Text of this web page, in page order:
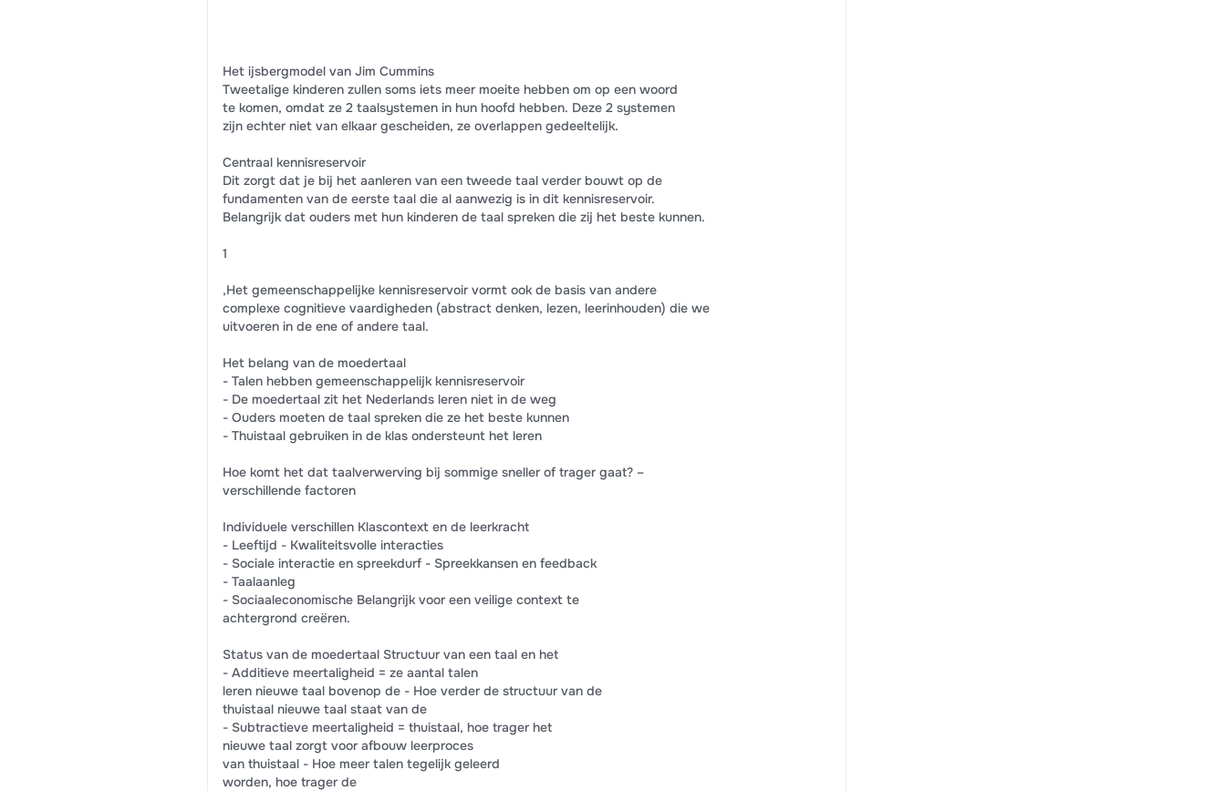
Het ijsbergmodel van Jim Cummins
Tweetalige kinderen zullen soms iets meer moeite hebben om op een woord
te komen, omdat ze 2 taalsystemen in hun hoofd hebben. Deze 2 systemen
zijn echter niet van elkaar gescheiden, ze overlappen gedeeltelijk.
Centraal kennisreservoir
Dit zorgt dat je bij het aanleren van een tweede taal verder bouwt op de
fundamenten van de eerste taal die al aanwezig is in dit kennisreservoir.
Belangrijk dat ouders met hun kinderen de taal spreken die zij het beste kunnen.
1
,Het gemeenschappelijke kennisreservoir vormt ook de basis van andere
complexe cognitieve vaardigheden (abstract denken, lezen, leerinhouden) die we
uitvoeren in de ene of andere taal.
Het belang van de moedertaal
- Talen hebben gemeenschappelijk kennisreservoir
- De moedertaal zit het Nederlands leren niet in de weg
- Ouders moeten de taal spreken die ze het beste kunnen
- Thuistaal gebruiken in de klas ondersteunt het leren
Hoe komt het dat taalverwerving bij sommige sneller of trager gaat? –
verschillende factoren
Individuele verschillen Klascontext en de leerkracht
- Leeftijd - Kwaliteitsvolle interacties
- Sociale interactie en spreekdurf - Spreekkansen en feedback
- Taalaanleg
- Sociaaleconomische Belangrijk voor een veilige context te
achtergrond creëren.
Status van de moedertaal Structuur van een taal en het
- Additieve meertaligheid = ze aantal talen
leren nieuwe taal bovenop de - Hoe verder de structuur van de
thuistaal nieuwe taal staat van de
- Subtractieve meertaligheid = thuistaal, hoe trager het
nieuwe taal zorgt voor afbouw leerproces
van thuistaal - Hoe meer talen tegelijk geleerd
worden, hoe trager de